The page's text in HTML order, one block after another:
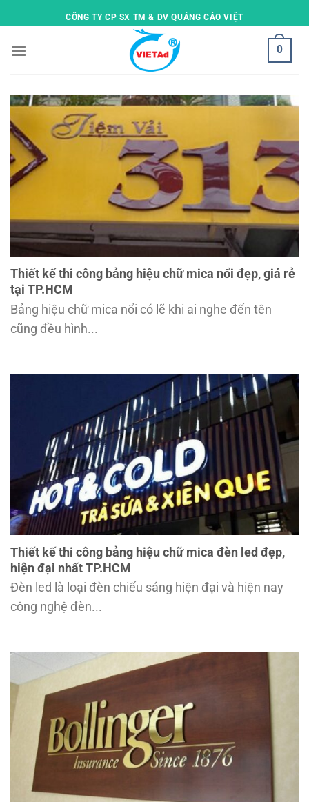
to
CÔNG TY CP SX TM & DV QUẢNG CÁO VIỆT
0
Thiết kế thi công bảng hiệu chữ mica nổi đẹp, giá rẻ
tại TP.HCM
Bảng hiệu chữ mica nổi có lẽ khi ai nghe đến tên
cũng đều hình...
Thiết kế thi công bảng hiệu chữ mica đèn led đẹp,
hiện đại nhất TP.HCM
Đèn led là loại đèn chiếu sáng hiện đại và hiện nay
công nghệ đèn...